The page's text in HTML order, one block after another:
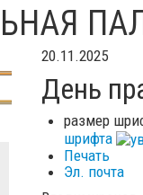
20.11.2025
День
размер
шрифта
Печать
Эл. почта